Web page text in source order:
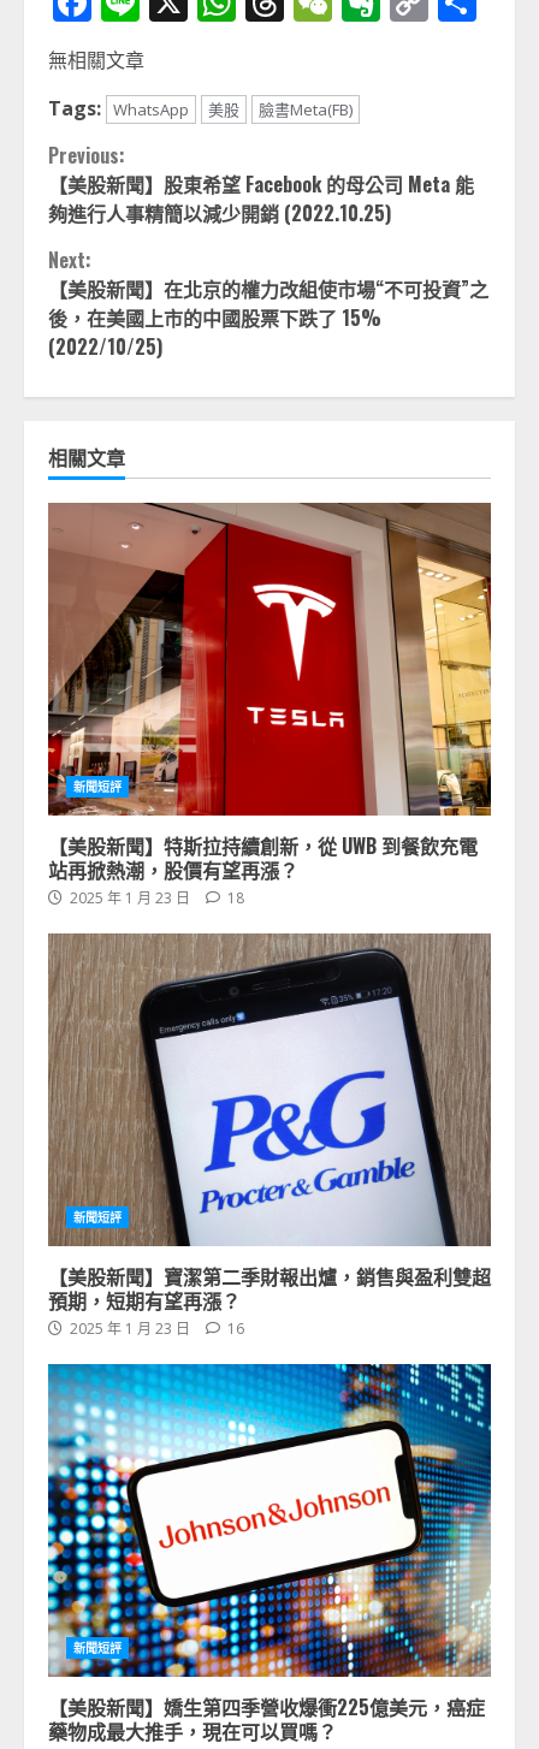
無相關文章
Tags: WhatsApp 美股 臉書Meta(FB)
Continue
Reading
Previous:
【美股新聞】股東希望 Facebook 的母公司 Meta 能
夠進行人事精簡以減少開銷 (2022.10.25)
Next:
【美股新聞】在北京的權力改組使市場“不可投資”之
後，在美國上市的中國股票下跌了 15%
(2022/10/25)
相關文章
新聞短評
【美股新聞】特斯拉持續創新，從 UWB 到餐飲充電
站再掀熱潮，股價有望再漲？
2025 年 1 月 23 日 18
新聞短評
【美股新聞】寶潔第二季財報出爐，銷售與盈利雙超
預期，短期有望再漲？
2025 年 1 月 23 日 16
新聞短評
【美股新聞】嬌生第四季營收爆衝225億美元，癌症
藥物成最大推手，現在可以買嗎？